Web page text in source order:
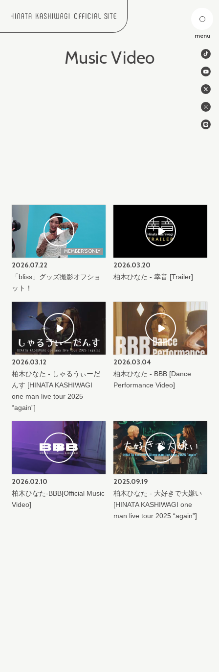
menu
Music Video
MEMBER'S ONLY
2026.07.22
「bliss」グッズ撮影オフショ
ット！
2026.03.20
柏木ひなた - 幸音 [Trailer]
2026.03.12
柏木ひなた - しゃるうぃーだ
んす [HINATA KASHIWAGI
one man live tour 2025
“again”]
2026.03.04
柏木ひなた - BBB [Dance
Performance Video]
2026.02.10
柏木ひなた-BBB[Official Music
Video]
2025.09.19
柏木ひなた - 大好きで大嫌い
[HINATA KASHIWAGI one
man live tour 2025 “again”]